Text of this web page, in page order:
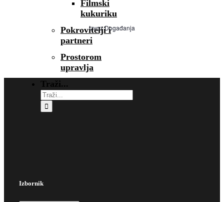
Filmski
kukuriku
Pokrovitelji i
partneri
Prostorom
upravlja
Traži...
Izvoz Događanja
Izbornik